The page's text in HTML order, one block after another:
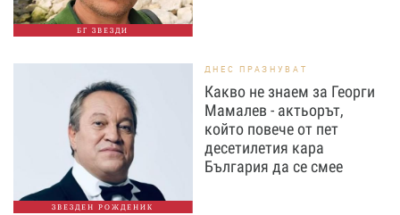
БГ ЗВЕЗДИ
ЗВЕЗДЕН РОЖДЕНИК
ДНЕС ПРАЗНУВАТ
Какво не знаем за Георги
Мамалев - актьорът,
който повече от пет
десетилетия кара
България да се смее